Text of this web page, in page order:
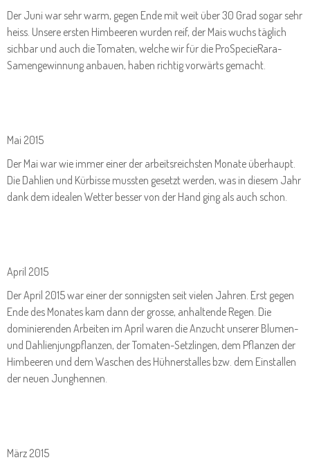
Der Juni war sehr warm, gegen Ende mit weit über 30 Grad sogar sehr
heiss. Unsere ersten Himbeeren wurden reif, der Mais wuchs täglich
sichbar und auch die Tomaten, welche wir für die ProSpecieRara-
Samengewinnung anbauen, haben richtig vorwärts gemacht.
Mai 2015
Der Mai war wie immer einer der arbeitsreichsten Monate überhaupt.
Die Dahlien und Kürbisse mussten gesetzt werden, was in diesem Jahr
dank dem idealen Wetter besser von der Hand ging als auch schon.
April 2015
Der April 2015 war einer der sonnigsten seit vielen Jahren. Erst gegen
Ende des Monates kam dann der grosse, anhaltende Regen. Die
dominierenden Arbeiten im April waren die Anzucht unserer Blumen-
und Dahlienjungpflanzen, der Tomaten-Setzlingen, dem Pflanzen der
Himbeeren und dem Waschen des Hühnerstalles bzw. dem Einstallen
der neuen Junghennen.
März 2015